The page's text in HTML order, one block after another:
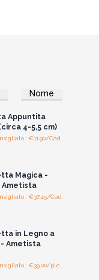
Nome
per vedere
all'ingrosso
Appuntita
4-5,5 cm)
: €11.90/Cad.
Magica -
Ametista
: €37.45/Cad.
in Legno a
Ametista